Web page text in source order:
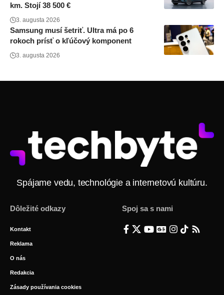
km. Stojí 38 500 €
3. augusta 2026
Samsung musí šetriť. Ultra má po 6
rokoch prísť o kľúčový komponent
3. augusta 2026
Spájame vedu, technológie a internetovú kultúru.
Dôležité odkazy
Kontakt
Reklama
O nás
Redakcia
Zásady používania cookies
Spoj sa s nami